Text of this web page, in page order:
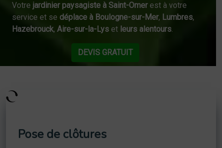
Votre jardinier paysagiste à Saint-Omerest à votre
service et se déplace à Boulogne-sur-Mer, Lumbres,
Hazebrouck, Aire-sur-la-Lys et leurs alentours.
DEVIS GRATUIT
Pose de clôtures